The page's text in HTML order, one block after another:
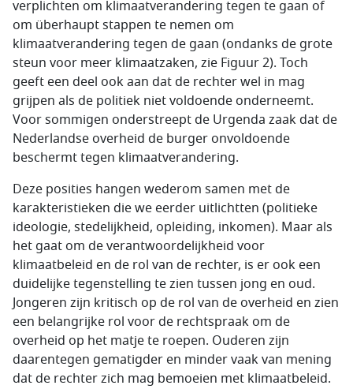
verplichten om klimaatverandering tegen te gaan of
om überhaupt stappen te nemen om
klimaatverandering tegen de gaan (ondanks de grote
steun voor meer klimaatzaken, zie Figuur 2). Toch
geeft een deel ook aan dat de rechter wel in mag
grijpen als de politiek niet voldoende onderneemt.
Voor sommigen onderstreept de Urgenda zaak dat de
Nederlandse overheid de burger onvoldoende
beschermt tegen klimaatverandering.
Deze posities hangen wederom samen met de
karakteristieken die we eerder uitlichtten (politieke
ideologie, stedelijkheid, opleiding, inkomen). Maar als
het gaat om de verantwoordelijkheid voor
klimaatbeleid en de rol van de rechter, is er ook een
duidelijke tegenstelling te zien tussen jong en oud.
Jongeren zijn kritisch op de rol van de overheid en zien
een belangrijke rol voor de rechtspraak om de
overheid op het matje te roepen. Ouderen zijn
daarentegen gematigder en minder vaak van mening
dat de rechter zich mag bemoeien met klimaatbeleid.